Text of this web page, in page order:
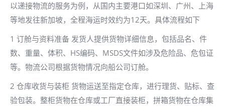
以递接物流的服务为例，从国内主要港口如深圳、广州、上海
等地发往新加坡，全程海运时效约为12天。具体流程如下
1 订舱与资料准备 发货人提供货物详细信息，包括品名、件
数、重量、体积、HS编码、MSDS文件如涉及危险品、危包证
等。物流公司根据货物情况向船公司订舱。
2 仓库收货与装柜 货物运送至指定仓库，进行理货、贴标、查
验包装。整柜货物在仓库或工厂直接装柜，拼箱货物在仓库集